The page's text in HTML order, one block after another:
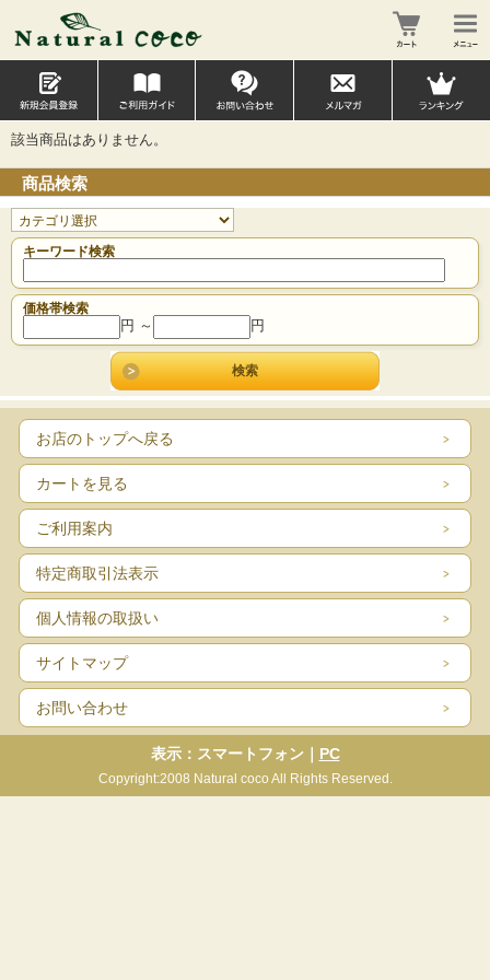
該当商品はありません。
商品検索
キーワード検索
価格帯検索
円 ～ 円
お店のトップへ戻る
カートを見る
ご利用案内
特定商取引法表示
個人情報の取扱い
サイトマップ
お問い合わせ
表示：スマートフォン｜ PC
Copyright:2008 Natural coco All Rights Reserved.